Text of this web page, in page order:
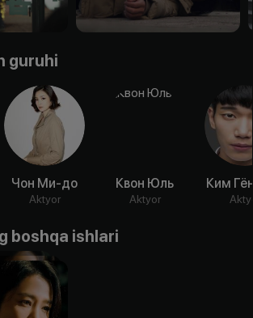
guruhi
Чон Ми-до
Aktyor
Квон Юль
Aktyor
Ким
boshqa ishlari